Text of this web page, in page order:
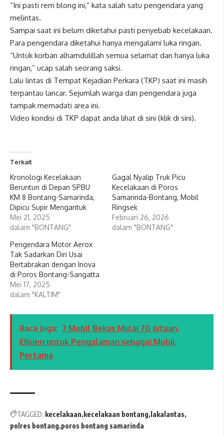
“Ini pasti rem blong ini,” kata salah satu pengendara yang
melintas.
Sampai saat ini belum diketahui pasti penyebab kecelakaan.
Para pengendara diketahui hanya mengalami luka ringan.
“Untuk korban alhamdulillah semua selamat dan hanya luka
ringan,” ucap salah seorang saksi.
Lalu lintas di Tempat Kejadian Perkara (TKP) saat ini masih
terpantau lancar. Sejumlah warga dan pengendara juga
tampak memadati area ini.
Video kondisi di TKP dapat anda lihat di sini (klik di sini).
Terkait
Kronologi Kecelakaan
Beruntun di Depan SPBU
KM 8 Bontang-Samarinda,
Dipicu Supir Mengantuk
Mei 21, 2025
dalam "BONTANG"
Gagal Nyalip Truk Picu
Kecelakaan di Poros
Samarinda-Bontang, Mobil
Ringsek
Februari 26, 2026
dalam "BONTANG"
Pengendara Motor Aerox
Tak Sadarkan Diri Usai
Bertabrakan dengan Inova
di Poros Bontang-Sangatta
Mei 17, 2025
dalam "KALTIM"
Baca Juga: 7 Mobil Bekas Mulai 70 Jutaan,
Efisien untuk Pengalaman sebagai Mobil
Pertama
TAGGED: kecelakaan kecelakaan bontang lakalantas
polres bontang poros bontang samarinda